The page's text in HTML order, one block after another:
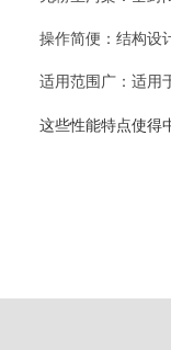
操作简便 ： 结构设
适用范围广： 适用
这些性能特点使得